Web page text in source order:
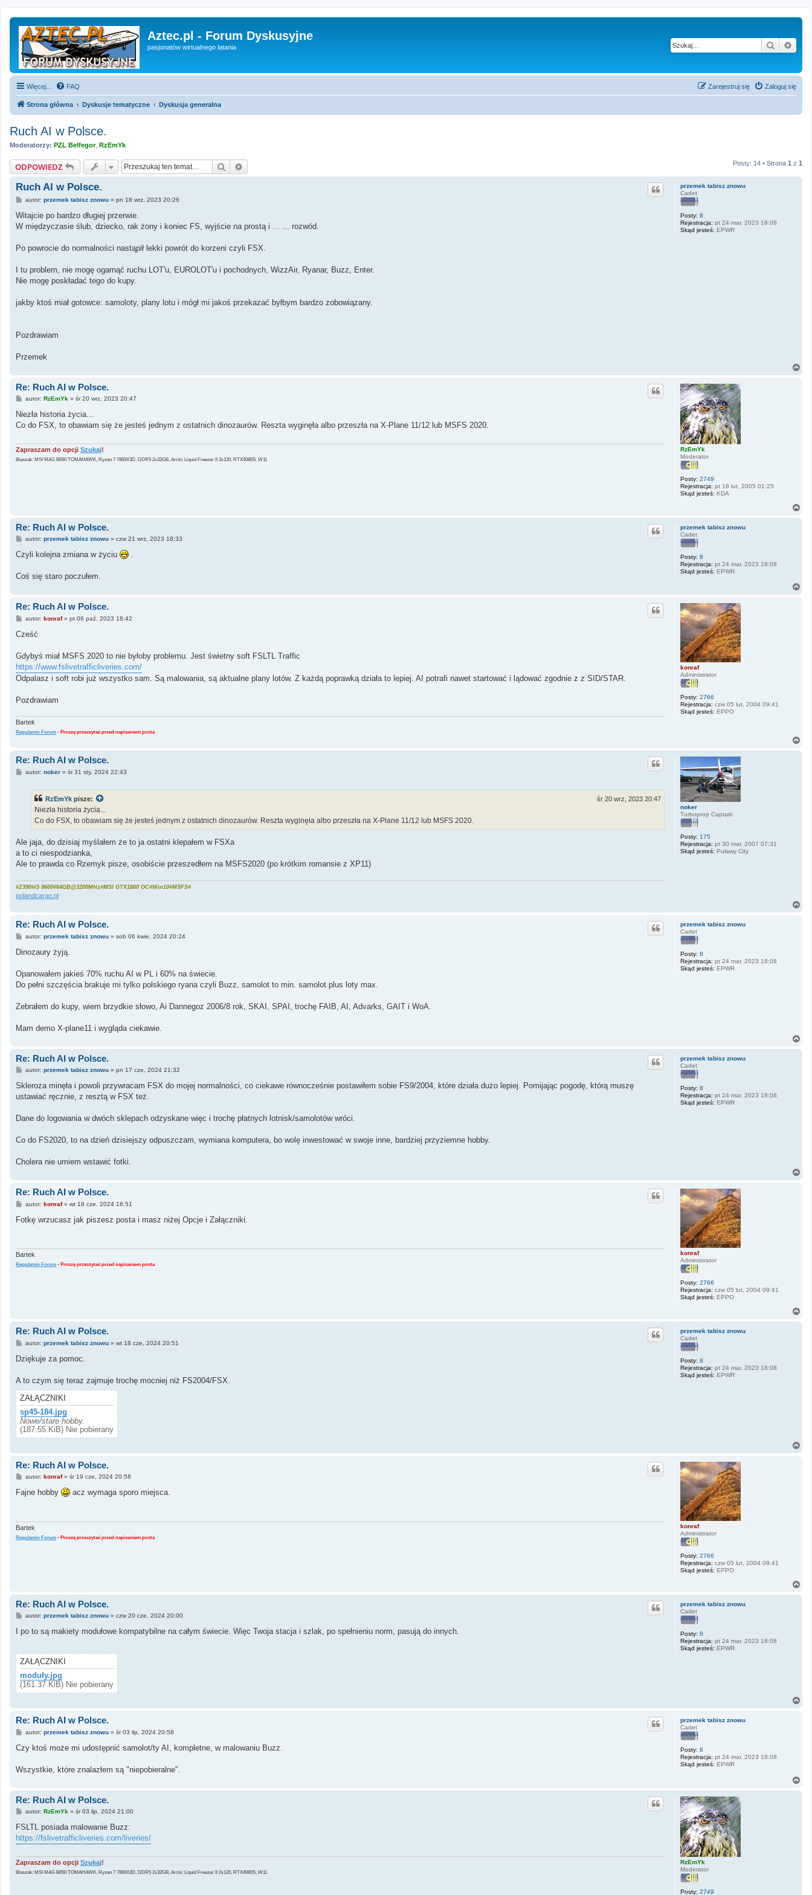
Aztec.pl - Forum Dyskusyjne
pasjonatów wirtualnego latania Szukaj
Więcej… FAQ Zaloguj się
Zarejestruj się
Strona główna Dyskusje tematyczne Dyskusja generalna
Ruch AI w Polsce.
Moderatorzy: PZL Belfegor, RzEmYk
ODPOWIEDZ Szukaj Posty: 14 • Strona 1 z 1
przemek tabisz znowu
Cadet
Posty: 8
Rejestracja: pt 24 mar, 2023 18:08
Skąd jesteś: EPWR
Ruch AI w Polsce.
P
s
autor: przemek tabisz znowu» pn 18 wrz, 2023 20:26
Witajcie po bardzo długiej przerwie.
W międzyczasie ślub, dziecko, rak żony i koniec FS, wyjście na prostą i ... ... rozwód.
Po powrocie do normalności nastąpił lekki powrót do korzeni czyli FSX.
I tu problem, nie mogę ogarnąć ruchu LOT'u, EUROLOT'u i pochodnych, WizzAir, Ryanar, Buzz, Enter.
Nie mogę poskładać tego do kupy.
jakby ktoś miał gotowce: samoloty, plany lotu i mógł mi jakoś przekazać byłbym bardzo zobowiązany.
Pozdrawiam
Przemek
RzEmYk
Moderator
Posty: 2749
Rejestracja: pt 18 lut, 2005 01:25
Skąd jesteś: KDA
Re: Ruch AI w Polsce.
P
s
autor: RzEmYk» śr 20 wrz, 2023 20:47
Niezła historia życia...
Co do FSX, to obawiam się że jesteś jednym z ostatnich dinozaurów. Reszta wyginęła albo przeszła na X-Plane 11/12 lub MSFS 2020.
Zapraszam do opcji Szukaj!
Blaszak: MSI MAG B650 TOMAHAWK, Ryzen 7 7800X3D, DDR5 2x32GB, Arctic Liquid Freezer II 2x120, RTX4080S, W11
przemek tabisz znowu
Cadet
Posty: 8
Rejestracja: pt 24 mar, 2023 18:08
Skąd jesteś: EPWR
Re: Ruch AI w Polsce.
P
s
autor: przemek tabisz znowu» czw 21 wrz, 2023 18:33
Czyli kolejna zmiana w życiu .
Coś się staro poczułem.
konraf
Administrator
Posty: 2766
Rejestracja: czw 05 lut, 2004 09:41
Skąd jesteś: EPPO
Re: Ruch AI w Polsce.
P
s
autor: konraf» pt 06 paź, 2023 18:42
Cześć
Gdybyś miał MSFS 2020 to nie byłoby problemu. Jest świetny soft FSLTL Traffic
https://www.fslivetrafficliveries.com/
Odpalasz i soft robi już wszystko sam. Są malowania, są aktualne plany lotów. Z każdą poprawką działa to lepiej. AI potrafi nawet startować i lądować zgodnie z z SID/STAR.
Pozdrawiam
Bartek
Regulamin Forum - Proszę przeczytać przed napisaniem posta
noker
Turboprop Captain
Posty: 175
Rejestracja: pt 30 mar, 2007 07:31
Skąd jesteś: Puławy City
Re: Ruch AI w Polsce.
Pautor: noker» śr 31 sty, 2024 22:43
RzEmYk pisze: śr 20 wrz, 2023 20:47
Niezła historia życia...
Co do FSX, to obawiam się że jesteś jednym z ostatnich dinozaurów. Reszta wyginęła albo przeszła na X-Plane 11/12 lub MSFS 2020.
Ale jaja, do dzisiaj myślałem że to ja ostatni klepałem w FSXa
a to ci niespodzianka,
Ale to prawda co Rzemyk pisze, osobiście przeszedłem na MSFS2020 (po krótkim romansie z XP11)
#Z390#i5 9600#64GB@3200MHz#MSI GTX1660 OC#Win10#MSFS#
polandcargo.pl
przemek tabisz znowu
Cadet
Posty: 8
Rejestracja: pt 24 mar, 2023 18:08
Skąd jesteś: EPWR
Re: Ruch AI w Polsce.
P
s
autor: przemek tabisz znowu» sob 06 kwie, 2024 20:24
Dinozaury żyją.
Opanowałem jakieś 70% ruchu AI w PL i 60% na świecie.
Do pełni szczęścia brakuje mi tylko polskiego ryana czyli Buzz, samolot to min. samolot plus loty max.
Zebrałem do kupy, wiem brzydkie słowo, Ai Dannegoz 2006/8 rok, SKAI, SPAI, trochę FAIB, AI, Advarks, GAIT i WoA.
Mam demo X-plane11 i wygląda ciekawie.
przemek tabisz znowu
Cadet
Posty: 8
Rejestracja: pt 24 mar, 2023 18:08
Skąd jesteś: EPWR
Re: Ruch AI w Polsce.
P
s
autor: przemek tabisz znowu» pn 17 cze, 2024 21:32
Skleroza minęła i powoli przywracam FSX do mojej normalności, co ciekawe równocześnie postawiłem sobie FS9/2004, które działa dużo lepiej. Pomijając pogodę, którą muszę
ustawiać ręcznie, z resztą w FSX też.
Dane do logowania w dwóch sklepach odzyskane więc i trochę płatnych lotnisk/samolotów wróci.
Co do FS2020, to na dzień dzisiejszy odpuszczam, wymiana komputera, bo wolę inwestować w swoje inne, bardziej przyziemne hobby.
Cholera nie umiem wstawić fotki.
konraf
Administrator
Posty: 2766
Rejestracja: czw 05 lut, 2004 09:41
Skąd jesteś: EPPO
Re: Ruch AI w Polsce.
P
s
autor: konraf» wt 18 cze, 2024 18:51
Fotkę wrzucasz jak piszesz posta i masz niżej Opcje i Załączniki.
Bartek
Regulamin Forum - Proszę przeczytać przed napisaniem posta
przemek tabisz znowu
Cadet
Posty: 8
Rejestracja: pt 24 mar, 2023 18:08
Skąd jesteś: EPWR
Re: Ruch AI w Polsce.
P
s
autor: przemek tabisz znowu» wt 18 cze, 2024 20:51
Dziękuje za pomoc.
A to czym się teraz zajmuje trochę mocniej niż FS2004/FSX.
ZAŁĄCZNIKI
sp45-184.jpg
Nowe/stare hobby.
(187.55 KiB) Nie pobierany
konraf
Administrator
Posty: 2766
Rejestracja: czw 05 lut, 2004 09:41
Skąd jesteś: EPPO
Re: Ruch AI w Polsce.
P
s
t
autor: konraf» śr 19 cze, 2024 20:58
Fajne hobby acz wymaga sporo miejsca.
Bartek
Regulamin Forum - Proszę przeczytać przed napisaniem posta
przemek tabisz znowu
Cadet
Posty: 8
Rejestracja: pt 24 mar, 2023 18:08
Skąd jesteś: EPWR
Re: Ruch AI w Polsce.
P
s
autor: przemek tabisz znowu» czw 20 cze, 2024 20:00
I po to są makiety modułowe kompatybilne na całym świecie. Więc Twoja stacja i szlak, po spełnieniu norm, pasują do innych.
ZAŁĄCZNIKI
moduły.jpg
(161.37 KiB) Nie pobierany
przemek tabisz znowu
Cadet
Posty: 8
Rejestracja: pt 24 mar, 2023 18:08
Skąd jesteś: EPWR
Re: Ruch AI w Polsce.
P
s
autor: przemek tabisz znowu» śr 03 lip, 2024 20:58
Czy ktoś może mi udostępnić samolot/ty AI, kompletne, w malowaniu Buzz.
Wszystkie, które znalazłem są "niepobieralne".
RzEmYk
Moderator
Posty: 2749
Re: Ruch AI w Polsce.
P
s
autor: RzEmYk» śr 03 lip, 2024 21:00
FSLTL posiada malowanie Buzz:
https://fslivetrafficliveries.com/liveries/
Zapraszam do opcji Szukaj!
Blaszak: MSI MAG B650 TOMAHAWK, Ryzen 7 7800X3D, DDR5 2x32GB, Arctic Liquid Freezer II 2x120, RTX4080S, W11